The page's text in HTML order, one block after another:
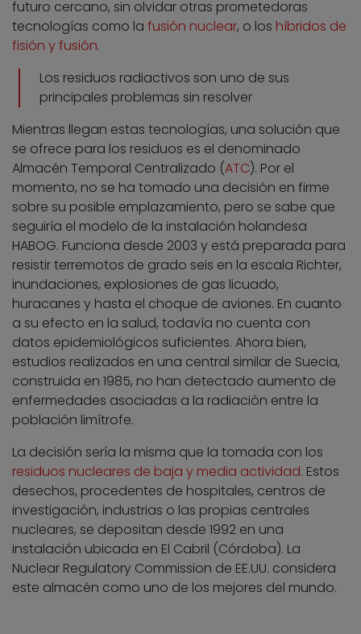
futuro cercano, sin olvidar otras prometedoras
tecnologías como la fusión nuclear, o los híbridos de
fisión y fusión.
Los residuos radiactivos son uno de sus
principales problemas sin resolver
Mientras llegan estas tecnologías, una solución que
se ofrece para los residuos es el denominado
Almacén Temporal Centralizado (ATC). Por el
momento, no se ha tomado una decisión en firme
sobre su posible emplazamiento, pero se sabe que
seguiría el modelo de la instalación holandesa
HABOG. Funciona desde 2003 y está preparada para
resistir terremotos de grado seis en la escala Richter,
inundaciones, explosiones de gas licuado,
huracanes y hasta el choque de aviones. En cuanto
a su efecto en la salud, todavía no cuenta con
datos epidemiológicos suficientes. Ahora bien,
estudios realizados en una central similar de Suecia,
construida en 1985, no han detectado aumento de
enfermedades asociadas a la radiación entre la
población limítrofe.
La decisión sería la misma que la tomada con los
residuos nucleares de baja y media actividad. Estos
desechos, procedentes de hospitales, centros de
investigación, industrias o las propias centrales
nucleares, se depositan desde 1992 en una
instalación ubicada en El Cabril (Córdoba). La
Nuclear Regulatory Commission de EE.UU. considera
este almacén como uno de los mejores del mundo.